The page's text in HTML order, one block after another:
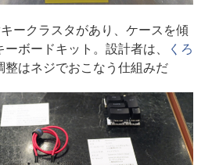
ークラスタがあり、ケースを傾
ボードキット。設計者は、
くろ
整はネジでおこなう仕組みだ